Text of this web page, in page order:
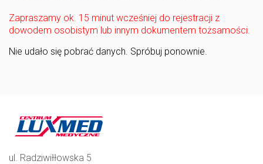
Zapraszamy ok. 15 minut wcześniej do rejestracji z
dowodem osobistym lub innym dokumentem tożsamości.
Nie udało się pobrać danych. Spróbuj ponownie.
ul. Radziwiłłowska 5